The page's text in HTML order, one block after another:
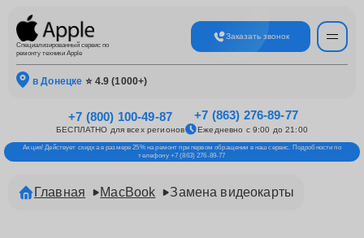
Специализированный сервис по
ремонту техники Apple
Заказать звонок
в Донецке ⭐ 4.9 (1000+)
+7 (800) 100-49-87
БЕСПЛАТНО для всех регионов
+7 (863) 276-89-77
Ежедневно с 9:00 до 21:00
Акция! Действует скидка в размере 25% на ремонт при первом обращении в наш сервис. Подробности по
телефону +7 (863) 276-89-77
Главная MacBook Замена видеокарты